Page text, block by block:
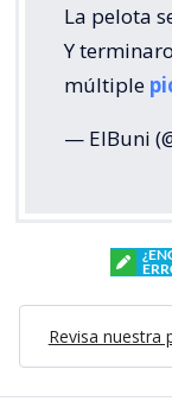
La pelota
Y
múltiple
— ElBuni
Revisa nuestra